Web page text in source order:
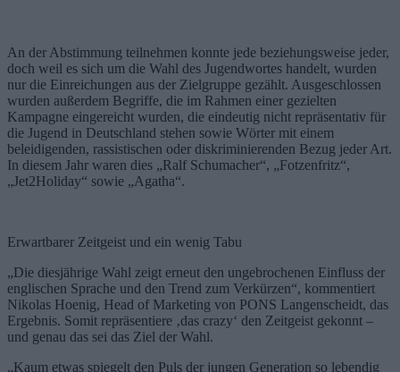
An der Abstimmung teilnehmen konnte jede beziehungsweise jeder,
doch weil es sich um die Wahl des Jugendwortes handelt, wurden
nur die Einreichungen aus der Zielgruppe gezählt. Ausgeschlossen
wurden außerdem Begriffe, die im Rahmen einer gezielten
Kampagne eingereicht wurden, die eindeutig nicht repräsentativ für
die Jugend in Deutschland stehen sowie Wörter mit einem
beleidigenden, rassistischen oder diskriminierenden Bezug jeder Art.
In diesem Jahr waren dies „Ralf Schumacher“, „Fotzenfritz“,
„Jet2Holiday“ sowie „Agatha“.
Erwartbarer Zeitgeist und ein wenig Tabu
„Die diesjährige Wahl zeigt erneut den ungebrochenen Einfluss der
englischen Sprache und den Trend zum Verkürzen“, kommentiert
Nikolas Hoenig, Head of Marketing von PONS Langenscheidt, das
Ergebnis. Somit repräsentiere ‚das crazy‘ den Zeitgeist gekonnt –
und genau das sei das Ziel der Wahl.
„Kaum etwas spiegelt den Puls der jungen Generation so lebendig